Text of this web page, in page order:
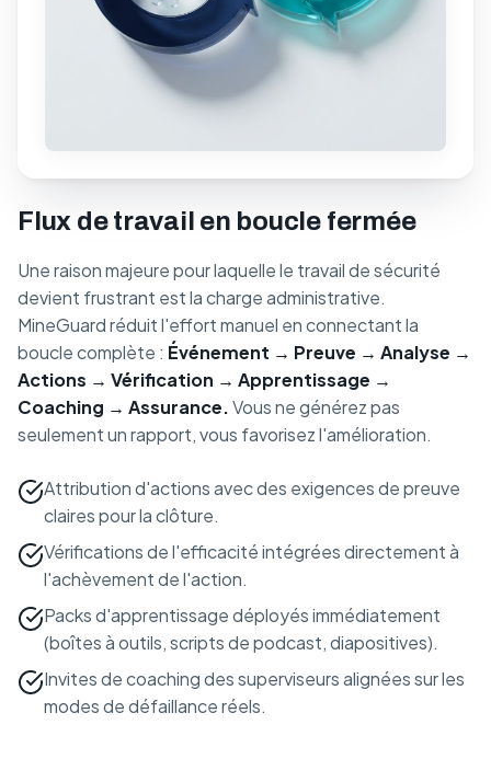
Flux de travail en boucle fermée
Une raison majeure pour laquelle le travail de sécurité
devient frustrant est la charge administrative.
MineGuard réduit l'effort manuel en connectant la
boucle complète : Événement → Preuve → Analyse →
Actions → Vérification → Apprentissage →
Coaching → Assurance.Vous ne générez pas
seulement un rapport, vous favorisez l'amélioration.
Attribution d'actions avec des exigences de preuve
claires pour la clôture.
Vérifications de l'efficacité intégrées directement à
l'achèvement de l'action.
Packs d'apprentissage déployés immédiatement
(boîtes à outils, scripts de podcast, diapositives).
Invites de coaching des superviseurs alignées sur les
modes de défaillance réels.